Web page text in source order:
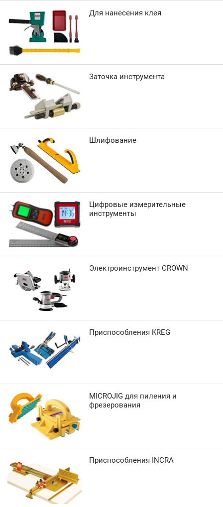
Для нанесения клея
Заточка инструмента
Шлифование
Цифровые измерительные
инструменты
Электроинструмент CROWN
Приспособления KREG
MICROJIG для пиления и
фрезерования
Приспособления INCRA